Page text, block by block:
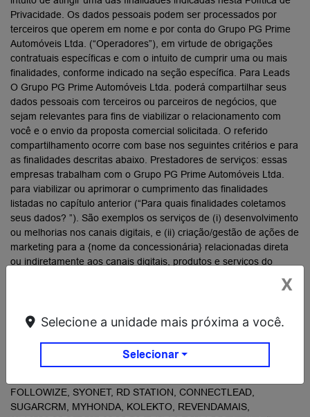
X
Selecione a unidade mais próxima a você.
Selecionar